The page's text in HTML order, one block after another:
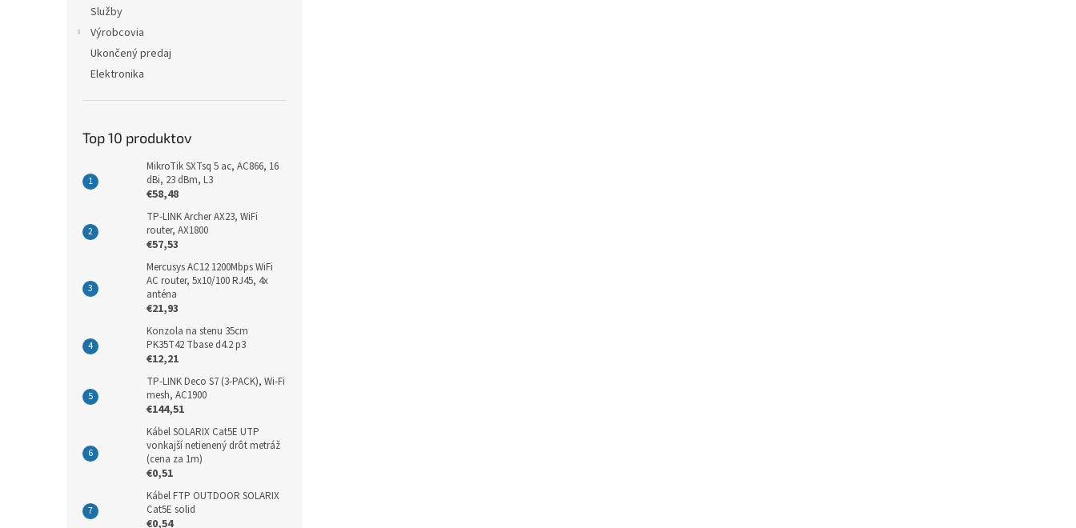
Služby
Výrobcovia
Ukončený predaj
Elektronika
Top 10 produktov
MikroTik SXTsq 5 ac, AC866, 16
dBi, 23 dBm, L3
€58,48
TP-LINK Archer AX23, WiFi
router, AX1800
€57,53
Mercusys AC12 1200Mbps WiFi
AC router, 5x10/100 RJ45, 4x
anténa
€21,93
Konzola na stenu 35cm
PK35T42 Tbase d4.2 p3
€12,21
TP-LINK Deco S7 (3-PACK), Wi-Fi
mesh, AC1900
€144,51
Kábel SOLARIX Cat5E UTP
vonkajší netienený drôt metráž
(cena za 1m)
€0,51
Kábel FTP OUTDOOR SOLARIX
Cat5E solid
€0,54